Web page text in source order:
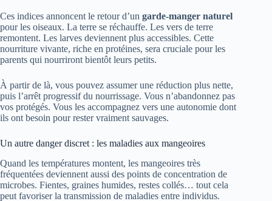
Ces indices annoncent le retour d’un garde-manger naturel
pour les oiseaux. La terre se réchauffe. Les vers de terre
remontent. Les larves deviennent plus accessibles. Cette
nourriture vivante, riche en protéines, sera cruciale pour les
parents qui nourriront bientôt leurs petits.
À partir de là, vous pouvez assumer une réduction plus nette,
puis l’arrêt progressif du nourrissage. Vous n’abandonnez pas
vos protégés. Vous les accompagnez vers une autonomie dont
ils ont besoin pour rester vraiment sauvages.
Un autre danger discret : les maladies aux mangeoires
Quand les températures montent, les mangeoires très
fréquentées deviennent aussi des points de concentration de
microbes. Fientes, graines humides, restes collés… tout cela
peut favoriser la transmission de maladies entre individus.